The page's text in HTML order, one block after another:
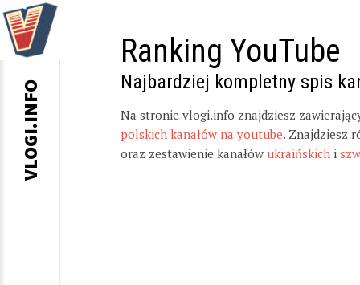
Ranking YouTube
Najbardziej kompletny spis
Na stronie vlogi.info znajdziesz
polskich kanałów na youtube. Znajdziesz
oraz zestawienie kanałów ukraińskich i
VLOGI.INFO